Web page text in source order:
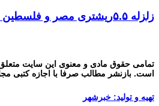
زلزله ۵.۵ریشتری مصر و فلسطین را لرزاند
تمامی حقوق مادی و معنوی این سایت متعلق
است. بازنشر مطالب صرفا با اجازه کتبی
تهیه و تولید: خبرشهر